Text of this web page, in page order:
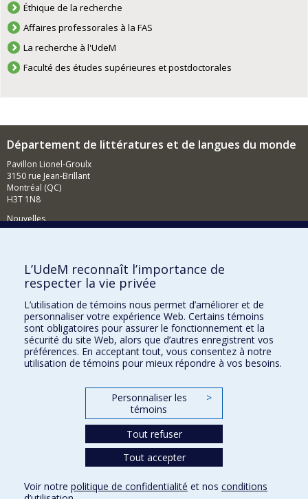
Éthique de la recherche
Affaires professorales à la FAS
La recherche à l'UdeM
Faculté des études supérieures et postdoctorales
Département de littératures et de langues du monde
Pavillon Lionel-Groulx
3150 rue Jean-Brillant
Montréal (QC)
H3T 1N8
Nouvelles
Comment soutenir le Département?
BESOIN D'AIDE?
Plan du site
Signaler une erreur
Accessibilité
FACULTÉ DES ARTS ET DES SCIENCES
Nos départements et écoles
Conditions d’utilisation
L’UdeM reconnaît l’importance de
respecter la vie privée
L’utilisation de témoins nous permet d’améliorer et de
personnaliser votre expérience Web. Certains témoins
sont obligatoires pour assurer le fonctionnement et la
sécurité du site Web, alors que d’autres enregistrent vos
préférences. En acceptant tout, vous consentez à notre
utilisation de témoins pour mieux répondre à vos besoins.
Personnaliser les
témoins
>
Tout refuser
Tout accepter
Voir notre politique de confidentialité et nos conditions